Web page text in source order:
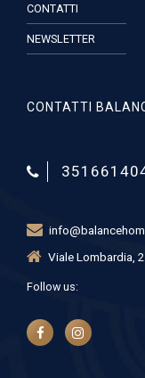
CONTATTI
NEWSLETTER
CONTATTI
Viale Lombardia,
Follow us: